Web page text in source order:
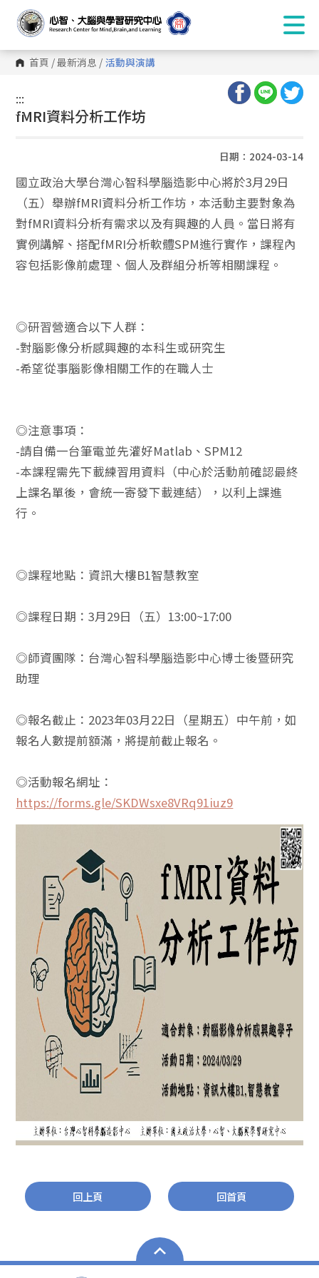
首頁 /最新消息 / 活動與演講
:::
:::
fMRI資料分析工作坊
日期：2024-03-14
國立政治大學台灣心智科學腦造影中心將於3月29日
（五）舉辦fMRI資料分析工作坊，本活動主要對象為
對fMRI資料分析有需求以及有興趣的人員。當日將有
實例講解、搭配fMRI分析軟體SPM進行實作，課程內
容包括影像前處理、個人及群組分析等相關課程。
◎研習營適合以下人群：
-對腦影像分析感興趣的本科生或研究生
-希望從事腦影像相關工作的在職人士
◎注意事項：
-請自備一台筆電並先灌好Matlab、SPM12
-本課程需先下載練習用資料（中心於活動前確認最終
上課名單後，會統一寄發下載連結），以利上課進
行。
◎課程地點：資訊大樓B1智慧教室
◎課程日期：3月29日（五）13:00~17:00
◎師資團隊：台灣心智科學腦造影中心博士後暨研究
助理
◎報名截止：2023年03月22日（星期五）中午前，如
報名人數提前額滿，將提前截止報名。
◎活動報名網址：
https://forms.gle/SKDWsxe8VRq91iuz9
回上頁 回首頁